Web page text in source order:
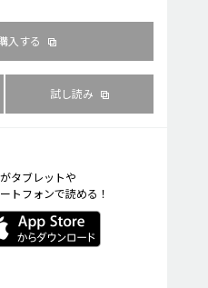
入する
試し読み
タブレットや
トフォンで読める！